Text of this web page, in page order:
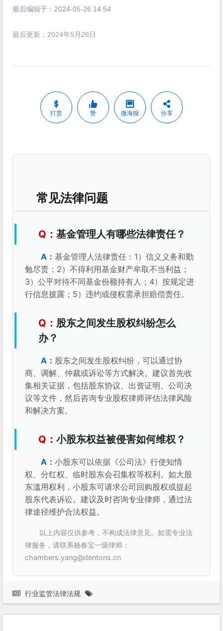
最后编辑于： 2024-05-26 14:54
最后更新：2024年5月26日
打赏 赞 微海报 分享
常见法律问题
基金管理人有哪些法律责任？
基金管理人法律责任：1）信义义务和勤
勉尽责；2）不得利用基金财产牟取不当利益；
3）公平对待不同基金份额持有人；4）按规定进
行信息披露；5）违约或侵权需承担赔偿责任。
股东之间发生股权纠纷怎么
办？
股东之间发生股权纠纷，可以通过协
商、调解、仲裁或诉讼等方式解决。建议首先收
集相关证据，包括股东协议、出资证明、公司决
议等文件，然后咨询专业股权律师评估法律风险
和解决方案。
小股东权益被侵害如何维权？
小股东可以依据《公司法》行使知情
权、分红权、临时股东会召集权等权利。如大股
东滥用权利，小股东可请求公司回购股权或提起
股东代表诉讼。建议及时咨询专业律师，通过法
律途径维护合法权益。
以上内容仅供参考，不构成法律意见。如需专业法
律服务，请联系杨春宝一级律师：
chambers.yang@dentons.cn
行业监管法律法规